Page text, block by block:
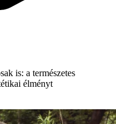
is: a természetes
élményt